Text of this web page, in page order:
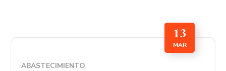
13
MAR
ABASTECIMIENTO